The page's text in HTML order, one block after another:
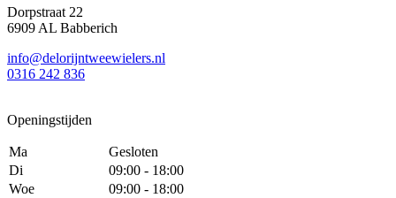
Dorpstraat 22
6909 AL Babberich
info@delorijntweewielers.nl
0316 242 836
Openingstijden
Ma
Gesloten
Di
09:00 - 18:00
Woe
09:00 - 18:00